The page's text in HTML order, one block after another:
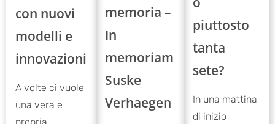
con nuovi
modelli e
innovazioni
A volte ci vuole
una vera e
memoria –
In
memoriam
Suske
Verhaegen
piuttosto
tanta
sete?
In una mattina
di inizio